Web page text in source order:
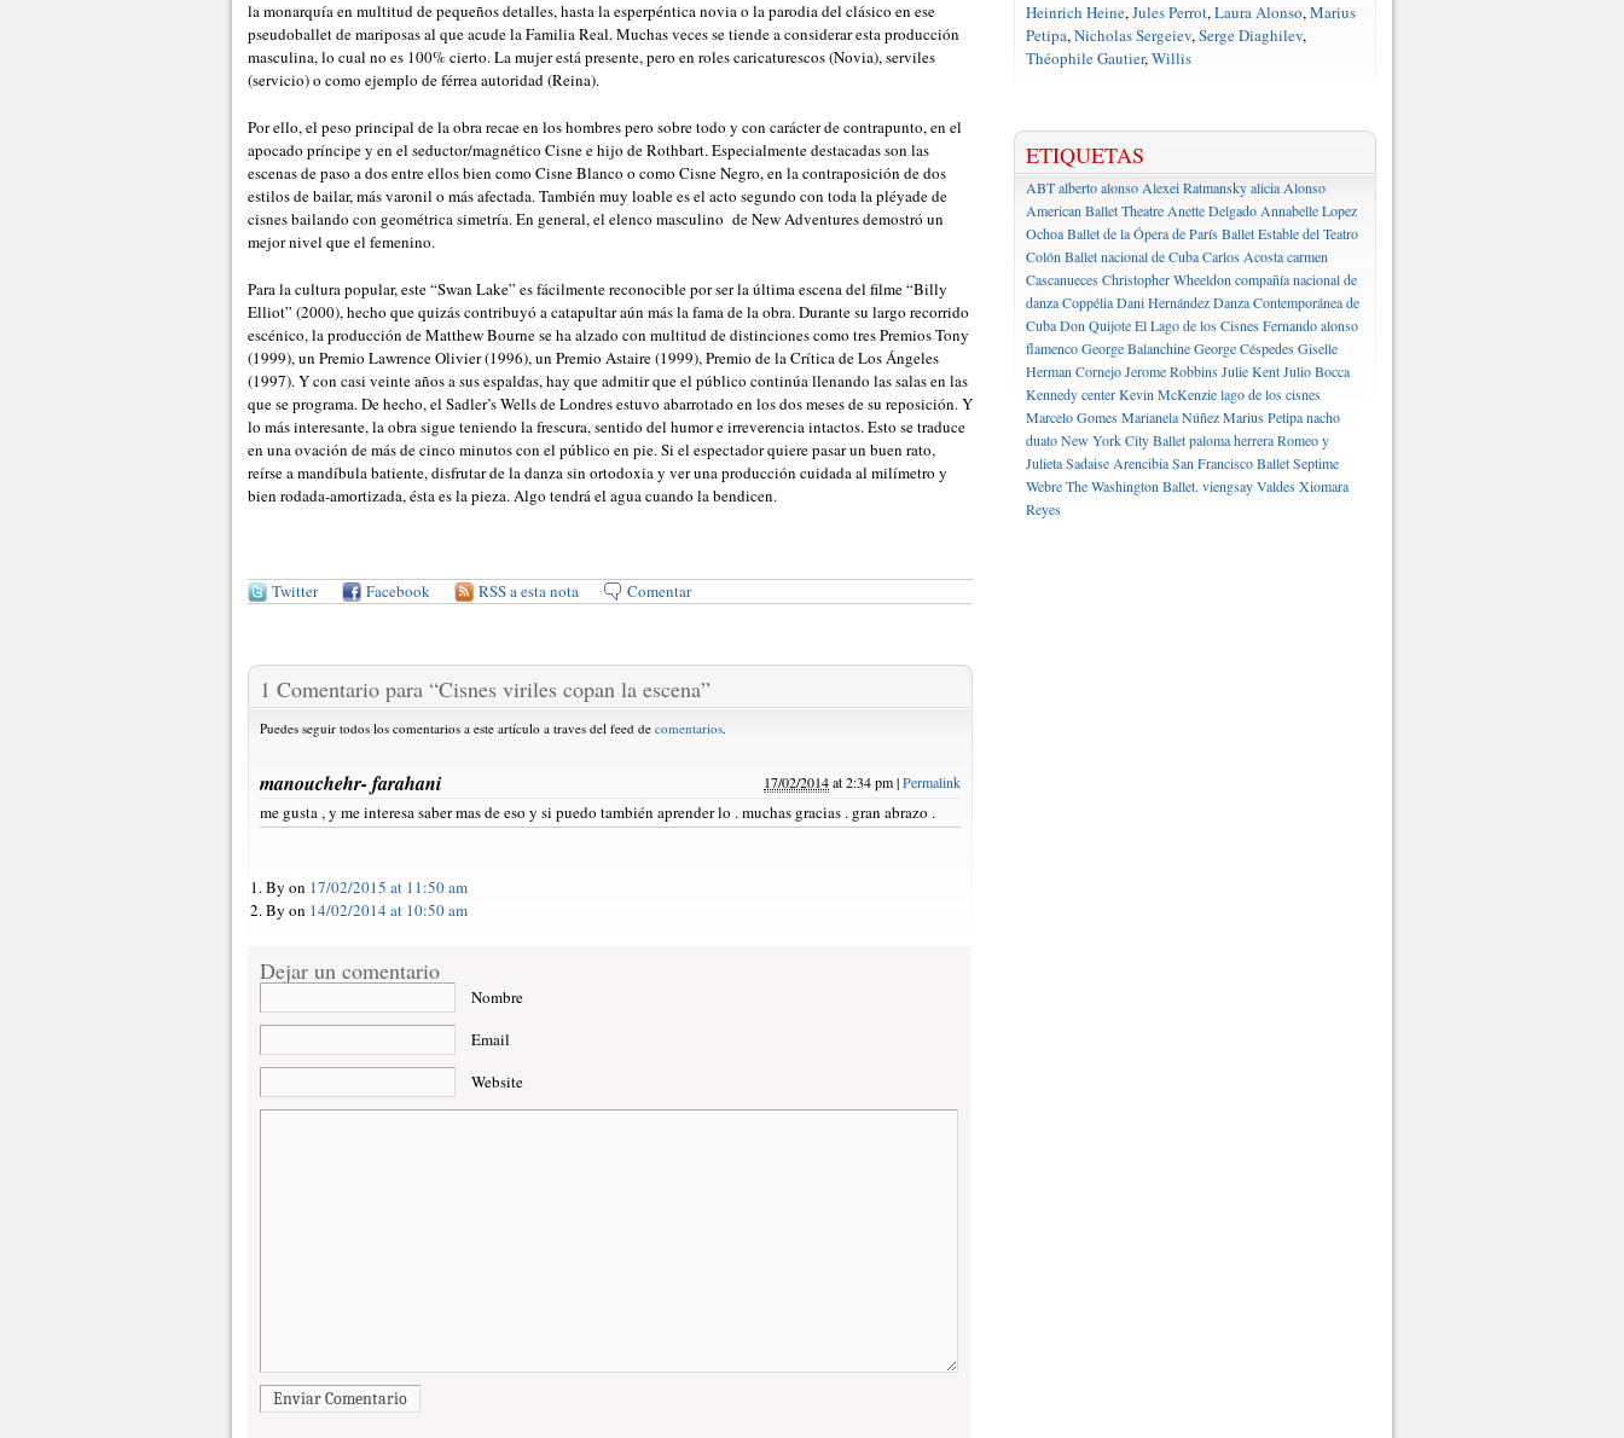
la monarquía en multitud de pequeños detalles, hasta la esperpéntica novia o la parodia del clásico en ese
pseudoballet de mariposas al que acude la Familia Real. Muchas veces se tiende a considerar esta producción
masculina, lo cual no es 100% cierto. La mujer está presente, pero en roles caricaturescos (Novia), serviles
(servicio) o como ejemplo de férrea autoridad (Reina).
Por ello, el peso principal de la obra recae en los hombres pero sobre todo y con carácter de contrapunto, en el
apocado príncipe y en el seductor/magnético Cisne e hijo de Rothbart. Especialmente destacadas son las
escenas de paso a dos entre ellos bien como Cisne Blanco o como Cisne Negro, en la contraposición de dos
estilos de bailar, más varonil o más afectada. También muy loable es el acto segundo con toda la pléyade de
cisnes bailando con geométrica simetría. En general, el elenco masculino de New Adventures demostró un
mejor nivel que el femenino.
Para la cultura popular, este “Swan Lake” es fácilmente reconocible por ser la última escena del filme “Billy
Elliot” (2000), hecho que quizás contribuyó a catapultar aún más la fama de la obra. Durante su largo recorrido
escénico, la producción de Matthew Bourne se ha alzado con multitud de distinciones como tres Premios Tony
(1999), un Premio Lawrence Olivier (1996), un Premio Astaire (1999), Premio de la Crítica de Los Ángeles
(1997). Y con casi veinte años a sus espaldas, hay que admitir que el público continúa llenando las salas en las
que se programa. De hecho, el Sadler’s Wells de Londres estuvo abarrotado en los dos meses de su reposición. Y
lo más interesante, la obra sigue teniendo la frescura, sentido del humor e irreverencia intactos. Esto se traduce
en una ovación de más de cinco minutos con el público en pie. Si el espectador quiere pasar un buen rato,
reírse a mandíbula batiente, disfrutar de la danza sin ortodoxia y ver una producción cuidada al milímetro y
bien rodada-amortizada, ésta es la pieza. Algo tendrá el agua cuando la bendicen.
Twitter Facebook RSS a esta nota Comentar
1 Comentario para “Cisnes viriles copan la escena”
Puedes seguir todos los comentarios a este artículo a traves del feed de comentarios.
manouchehr- farahani 17/02/2014at2:34 pm|Permalink
me gusta , y me interesa saber mas de eso y si puedo también aprender lo . muchas gracias . gran abrazo .
By on 17/02/2015 at 11:50 am
By on 14/02/2014 at 10:50 am
Dejar un comentario
Nombre
Email
Website
Enviar Comentario
Heinrich Heine,Jules Perrot,Laura Alonso,Marius
Petipa,Nicholas Sergeiev,Serge Diaghilev,
Théophile Gautier,Willis
ETIQUETAS
ABTalberto alonso Alexei Ratmanskyalicia Alonso
American Ballet Theatre Anette Delgado Annabelle Lopez
OchoaBallet de la Ópera de ParísBallet Estable del Teatro
Colón Ballet nacional de CubaCarlos Acostacarmen
CascanuecesChristopher Wheeldon compañía nacional de
danzaCoppéliaDani HernándezDanza Contemporánea de
CubaDon QuijoteEl Lago de los CisnesFernando alonso
flamencoGeorge BalanchineGeorge CéspedesGiselle
Herman CornejoJerome RobbinsJulie KentJulio Bocca
Kennedy centerKevin McKenzielago de los cisnes
Marcelo GomesMarianela NúñezMarius Petipanacho
duatoNew York City Balletpaloma herreraRomeo y
JulietaSadaise ArencibiaSan Francisco BalletSeptime
WebreThe Washington Ballet. viengsay ValdesXiomara
Reyes